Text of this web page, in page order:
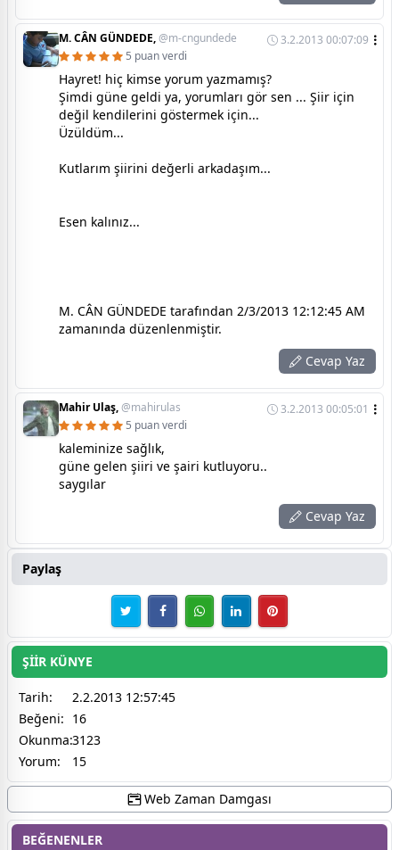
M. CÂN GÜNDEDE,@m-cngundede
3.2.2013 00:07:09
5 puan verdi
Hayret! hiç kimse yorum yazmamış?
Şimdi güne geldi ya, yorumları gör sen ... Şiir için
değil kendilerini göstermek için...
Üzüldüm...
Kutlarım şiirini değerli arkadaşım...
Esen kalınız...
M. CÂN GÜNDEDE tarafından 2/3/2013 12:12:45 AM
zamanında düzenlenmiştir.
Cevap Yaz
Mahir Ulaş,@mahirulas
3.2.2013 00:05:01
5 puan verdi
kaleminize sağlık,
güne gelen şiiri ve şairi kutluyoru..
saygılar
Cevap Yaz
Paylaş
ŞİİR KÜNYE
Tarih:
2.2.2013 12:57:45
Beğeni: 16
Okunma:3123
Yorum:
15
Web Zaman Damgası
BEĞENENLER